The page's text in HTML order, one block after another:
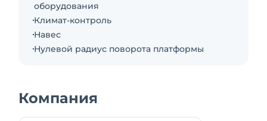
оборудования
Климат-контроль
Навес
Нулевой радиус поворота платформы
Компания